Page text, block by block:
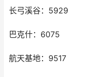
长弓溪谷：5929
巴克什：6075
航天基地：9517